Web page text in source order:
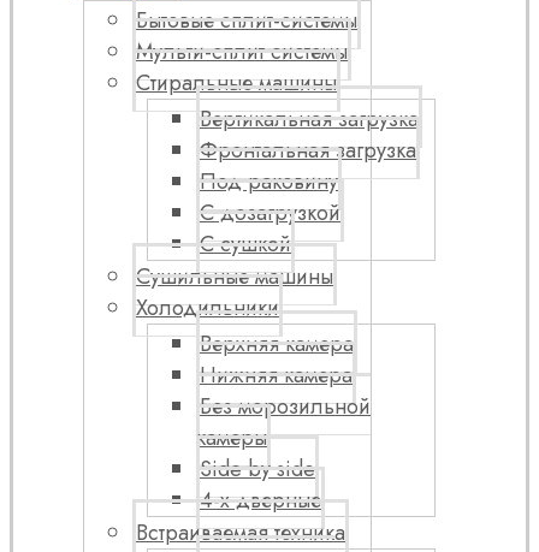
Бытовые сплит-системы
Мульти-сплит системы
Стиральные машины
Вертикальная загрузка
Фронтальная загрузка
Под раковину
С дозагрузкой
С сушкой
Сушильные машины
Холодильники
Верхняя камера
Нижняя камера
Без морозильной
камеры
Side by side
4-х дверные
Встраиваемая техника